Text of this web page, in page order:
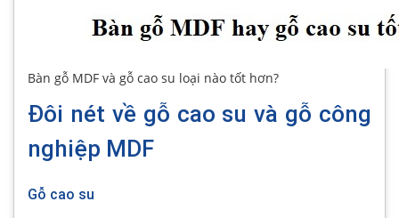
Bàn gỗ MDF và gỗ cao su loại nào tốt hơn?
Đôi nét về gỗ cao su và gỗ công
nghiệp MDF
Gỗ cao su